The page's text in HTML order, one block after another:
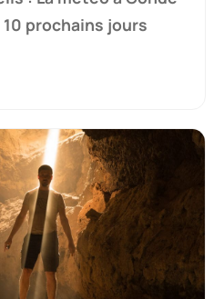
prochains jours